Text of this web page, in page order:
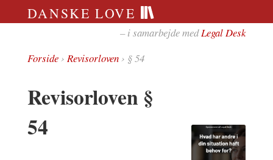
DANSKE LOVE
– i samarbejde medLegal Desk
Forside› Revisorloven› § 54
Revisorloven §
54